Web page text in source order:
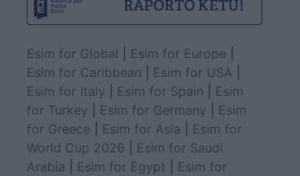
Esim for Global Esim for Europe
Esim for Caribbean
Esim for USA
Esim for Italy
Esim for Spain
Esim
for Turkey
Esim for Germany
Esim
for Greece
Esim for Asia
Esim for
World Cup 2026
Esim for Saudi
Arabia
Esim for Egypt
Esim for